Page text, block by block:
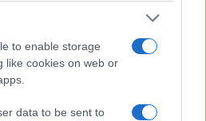
to enable storage
like cookies on web or
data to be sent to
colpita alla
concitazione e una vittima
romano